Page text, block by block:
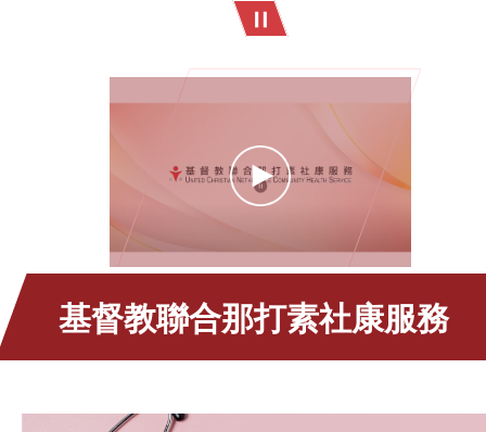
基督教聯合那打素社康服務